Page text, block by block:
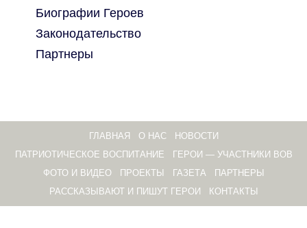
Биографии Героев
Законодательство
Партнеры
ГЛАВНАЯ О НАС
НОВОСТИ
ПАТРИОТИЧЕСКОЕ ВОСПИТАНИЕ
ГЕРОИ — УЧАСТНИКИ ВОВ
ФОТО И ВИДЕО
ПРОЕКТЫ ГАЗЕТА
ПАРТНЕРЫ
РАССКАЗЫВАЮТ И ПИШУТ ГЕРОИ
КОНТАКТЫ